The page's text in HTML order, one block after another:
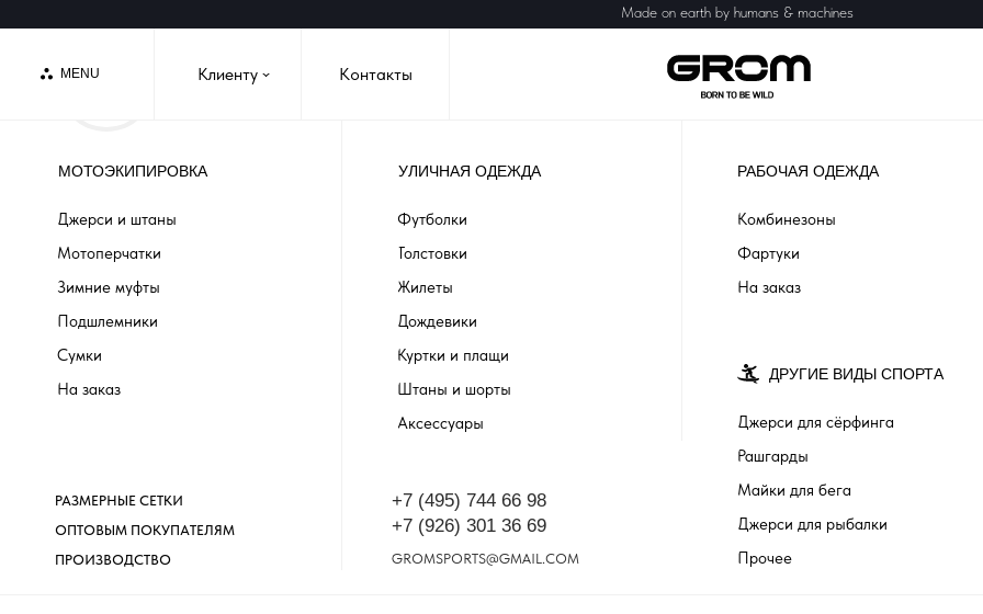
MENU Клиенту Контакты
›
Made on earth by humans & machines
МОТОЭКИПИРОВКА УЛИЧНАЯ ОДЕЖДА РАБОЧАЯ ОДЕЖДА
ОПТОВЫМ ПОКУПАТЕЛЯМ
ПРОИЗВОДСТВО
+7 (926) 301 36 69
GROMSPORTS@GMAIL.COM
Джерси и штаны
Мотоперчатки
Зимние муфты
Подшлемники
Сумки
На заказ
Футболки
Толстовки
Жилеты
Дождевики
Куртки и плащи
Штаны и шорты
Аксессуары
Комбинезоны
Фартуки
На заказ
+7 (495) 744 66 98
РАЗМЕРНЫЕ СЕТКИ
ДРУГИЕ ВИДЫ СПОРТА
Джерси для сёрфинга
Рашгарды
Майки для бега
Джерси для рыбалки
Прочее